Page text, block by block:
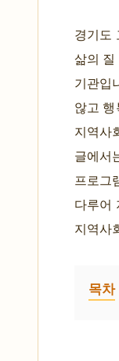
경기도
삶의
기관입
않고
지역사
글에서
프로그
다루어
지역사
목차